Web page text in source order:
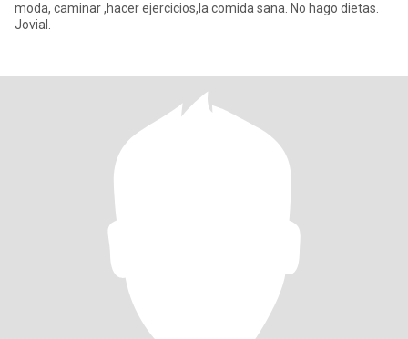
moda, caminar ,hacer ejercicios,la comida sana. No hago dietas.
Jovial.